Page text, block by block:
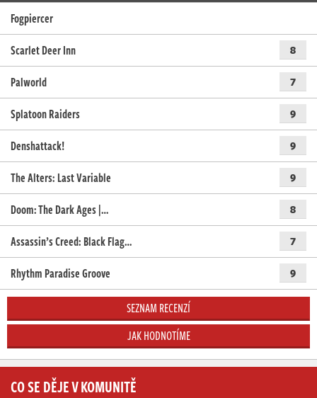
Fogpiercer
Scarlet Deer Inn
8
Palworld 7
Splatoon Raiders 9
Denshattack! 9
The Alters: Last Variable 9
Doom: The Dark Ages |… 8
Assassin’s Creed: Black Flag… 7
Rhythm Paradise Groove 9
SEZNAM RECENZÍ
JAK HODNOTÍME
CO SE DĚJE V KOMUNITĚ